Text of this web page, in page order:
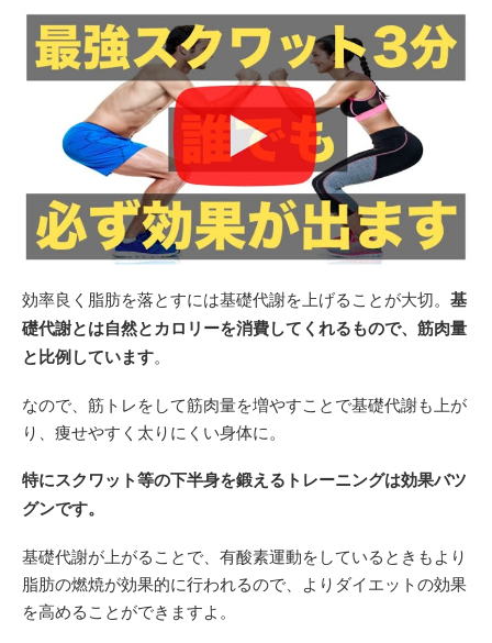
効率良く脂肪を落とすには基礎代謝を上げることが大切。 基
礎代謝とは自然とカロリーを消費してくれるもので、筋肉量
と比例しています。
なので、筋トレをして筋肉量を増やすことで基礎代謝も上が
り、痩せやすく太りにくい身体に。
特にスクワット等の下半身を鍛えるトレーニングは効果バツ
グンです。
基礎代謝が上がることで、有酸素運動をしているときもより
脂肪の燃焼が効果的に行われるので、よりダイエットの効果
を高めることができますよ。